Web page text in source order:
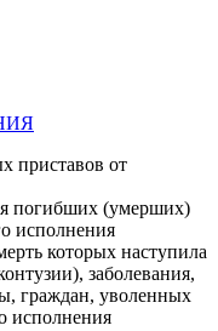
приставов от
погибших (умерших)
исполнения
которых наступила
заболевания,
граждан, уволенных
исполнения